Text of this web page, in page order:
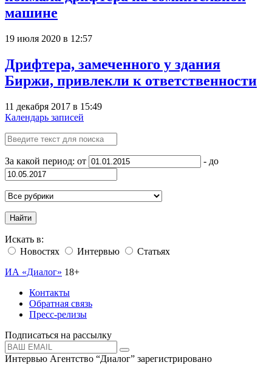
машине
19 июля 2020 в 12:57
Дрифтера, замеченного у здания
Биржи, привлекли к ответственности
11 декабря 2017 в 15:49
Календарь записей
За какой период: от - до
Найти
Искать в:
Новостях
Интервью
Статьях
ИА «Диалог» 18+
Контакты
Обратная связь
Пресс-релизы
Подписаться на рассылку
Интервью Агентство “Диалог” зарегистрировано